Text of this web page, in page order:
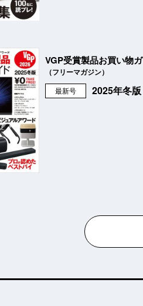
VGP受賞製品お買い物
（フリーマガジン）
最新号 2025年冬